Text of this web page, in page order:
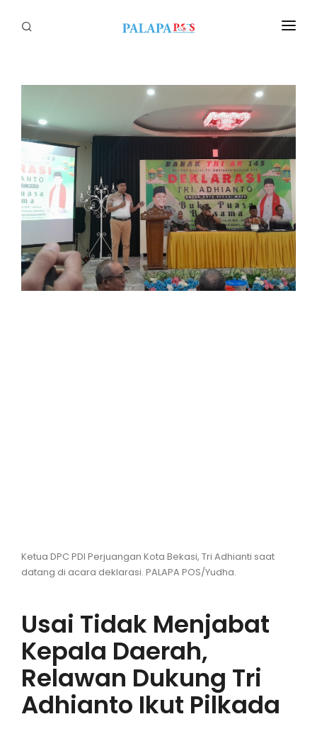
Nasional
Sumatera
Tapanuli
Nusantara
Megapolitan
Hukum
Ketua DPC PDI Perjuangan Kota Bekasi, Tri Adhianti saat
datang di acara deklarasi. PALAPA POS/Yudha.
Usai Tidak Menjabat
Kepala Daerah,
Relawan Dukung Tri
Adhianto Ikut Pilkada